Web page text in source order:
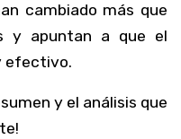
cambiado más que
y apuntan a que el
efectivo.
y el análisis que